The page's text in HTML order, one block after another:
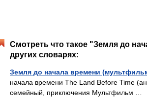
Смотреть что такое "Земля до
других словарях:
Земля до начала времени
начала времени The Land Before Time
семейный, приключения Мультфильм …